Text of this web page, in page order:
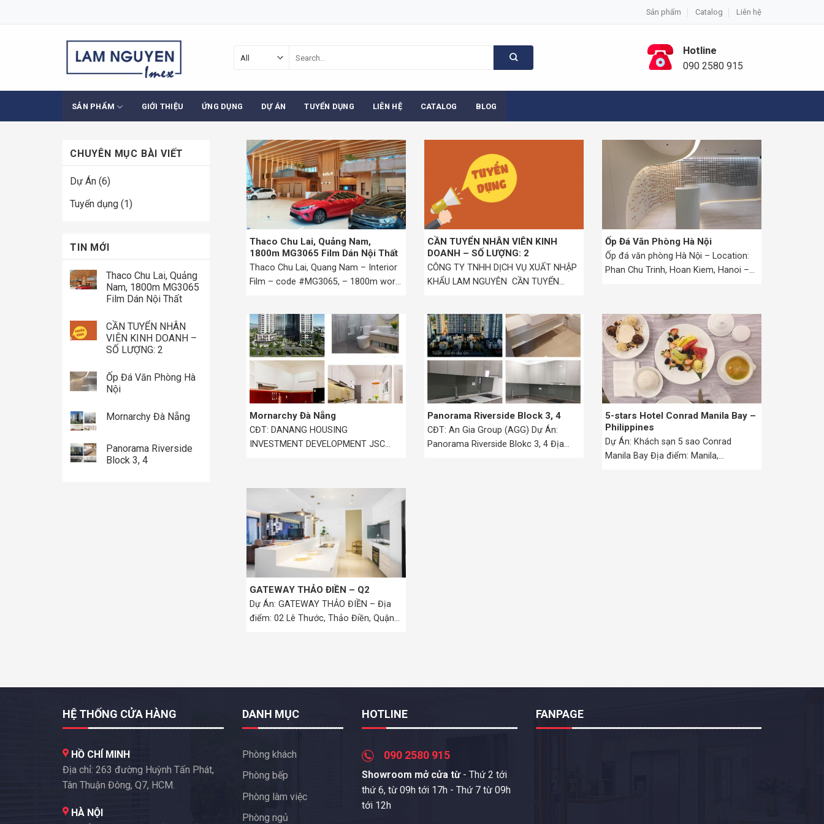
Sản phẩm Catalog Liên hệ
for:
Hotline
090 2580 915
SẢN PHẨM GIỚI THIỆU ỨNG DỤNG DỰ ÁN TUYỂN DỤNG LIÊN HỆ CATALOG BLOG
CHUYÊN MỤC BÀI VIẾT
Dự Án (6)
Tuyển dụng (1)
TIN MỚI
Thaco Chu Lai, Quảng
Nam, 1800m MG3065
Film Dán Nội Thất
CẦN TUYỂN NHÂN
VIÊN KINH DOANH –
SỐ LƯỢNG: 2
Ốp Đá Văn Phòng Hà
Nội
Mornarchy Đà Nẵng
Panorama Riverside
Block 3, 4
Thaco Chu Lai, Quảng Nam,
1800m MG3065 Film Dán Nội Thất
Thaco Chu Lai, Quang Nam – Interior
Film – code #MG3065, – 1800m work.
CẦN TUYỂN NHÂN VIÊN KINH
DOANH – SỐ LƯỢNG: 2
CÔNG TY TNHH DỊCH VỤ XUẤT NHẬP
KHẨU LAM NGUYÊN CẦN TUYỂN
Ốp Đá Văn Phòng Hà Nội
Ốp đá văn phòng Hà Nội – Location:
Phan Chu Trinh, Hoan Kiem, Hanoi –...
Mornarchy Đà Nẵng
CĐT: DANANG HOUSING
INVESTMENT DEVELOPMENT JSC
Panorama Riverside Block 3, 4
CĐT: An Gia Group (AGG) Dự Án:
Panorama Riverside Blokc 3, 4 Địa
5-stars Hotel Conrad Manila Bay –
Philippines
Dự Án: Khách sạn 5 sao Conrad
Manila Bay Địa điểm: Manila,
GATEWAY THẢO ĐIỀN – Q2
Dự Án: GATEWAY THẢO ĐIỀN – Địa
điểm: 02 Lê Thước, Thảo Điền, Quận
HỆ THỐNG CỬA HÀNG
HỒ CHÍ MINH
Địa chỉ: 263 đường Huỳnh Tấn Phát,
Tân Thuận Đông, Q7, HCM.
HÀ NỘI
DANH MỤC
Phòng khách
Phòng bếp
Phòng làm việc
Phòng ngủ
HOTLINE
090 2580 915
Showroom mở cửa từ - Thứ 2 tới
thứ 6, từ 09h tới 17h - Thứ 7 từ 09h
tới 12h
FANPAGE